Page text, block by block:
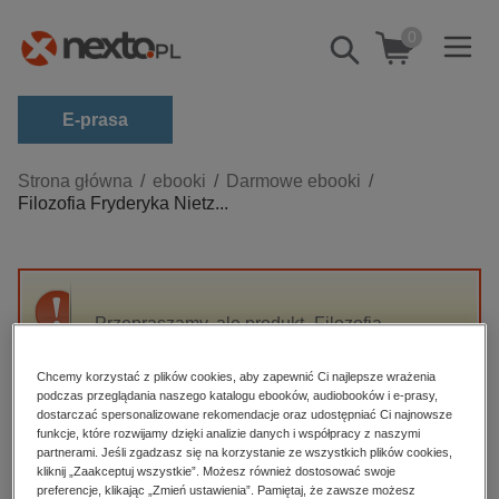
Pokaż/schowaj
wyszukiwarkę
0
E-prasa
Kategorie
Zobacz wszystkie E-prasa
budownictwo, aranżacja wnętrz
darmowe wydania
edukacja
hobby, sport, rozrywka
komputery, internet, technologie, informatyka
Strona główna ebooki
Darmowe ebooki
Filozofia Fryderyka Nietz...
Przepraszamy, ale produkt „Filozofia
High-contrast mode
Polecane
Chcemy korzystać z plików cookies, aby zapewnić Ci najlepsze wrażenia
podczas przeglądania naszego katalogu ebooków, audiobooków i e-prasy,
dostarczać spersonalizowane rekomendacje oraz udostępniać Ci najnowsze
funkcje, które rozwijamy dzięki analizie danych i współpracy z naszymi
partnerami. Jeśli zgadzasz się na korzystanie ze wszystkich plików cookies,
kliknij „Zaakceptuj wszystkie”. Możesz również dostosować swoje
preferencje, klikając „Zmień ustawienia”. Pamiętaj, że zawsze możesz